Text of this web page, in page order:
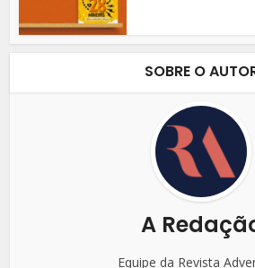
SOBRE O
A
Equipe da Revista